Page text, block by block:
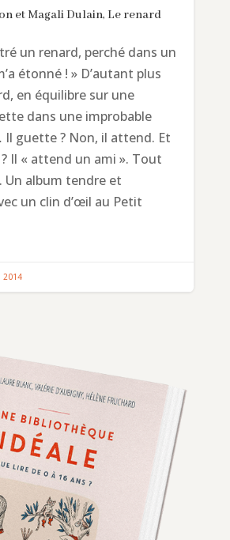
et Magali Dulain, Le renard
un renard, perché dans un
étonné ! » D’autant plus
en équilibre sur une
dans une improbable
guette ? Non, il attend. Et
Il « attend un ami ». Tout
Un album tendre et
un clin d’œil au Petit
2014